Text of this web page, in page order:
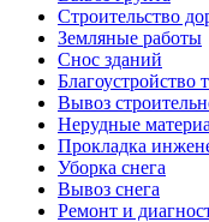
Строительство
Земляные работы
Снос зданий
Благоустройство
Вывоз
Нерудные
Прокладка
Уборка снега
Вывоз снега
Ремонт и